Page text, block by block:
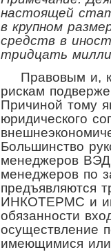
настоящей
в крупном
средств в
тридцать
Правовым и,
рискам
Причиной тому
юридического
Большинство
менеджеров
менеджеров по
предъявляются
ИНКОТЕРМС и
обязанности
осуществление
имеющимися